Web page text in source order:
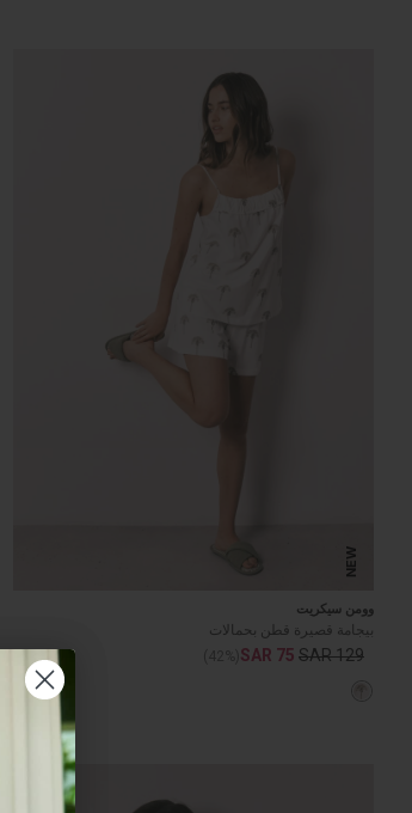
NEW
وومن سيكريت
بيجامة قصيرة قطن بحمالات
SAR 129
SAR 75